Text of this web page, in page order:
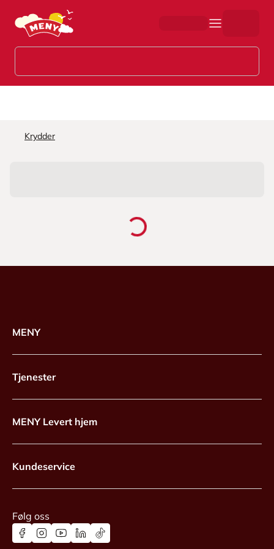
Hopp til hovedinnhold
Krydder
MENY
Tjenester
MENY Levert hjem
Kundeservice
Følg oss